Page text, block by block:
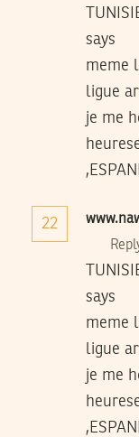
says
meme
ligue
je me
22
says
meme
ligue
je me